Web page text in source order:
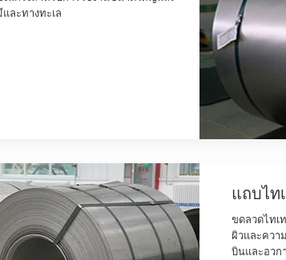
ละทางทะเล
แถบไท
ขดลวดไทเ
ผิวและควา
บินและอวก